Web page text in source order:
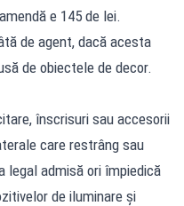
e 145 de lei.
de agent, dacă acesta
de obiectele de decor.
înscrisuri sau accesorii
care restrâng sau
legal admisă ori împiedică
de iluminare şi